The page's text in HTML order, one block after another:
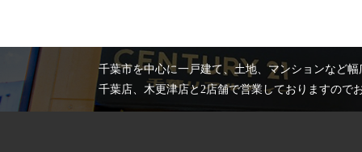
千葉市を中心に一戸建て、土地、マンションなど
千葉店、木更津店と2店舗で営業しておりますので